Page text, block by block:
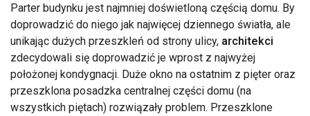
Parter budynku jest najmniej doświetloną częścią domu. By
doprowadzić do niego jak najwięcej dziennego światła, ale
unikając dużych przeszkleń od strony ulicy, architekci
zdecydowali się doprowadzić je wprost z najwyżej
położonej kondygnacji. Duże okno na ostatnim z pięter oraz
przeszklona posadzka centralnej części domu (na
wszystkich piętach) rozwiązały problem. Przeszklone